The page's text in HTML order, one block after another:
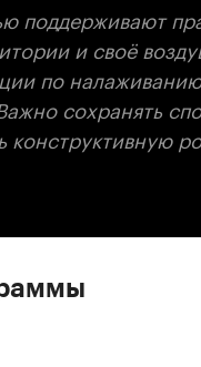
поддерживают
и своё
по
сохранять
конструктивную